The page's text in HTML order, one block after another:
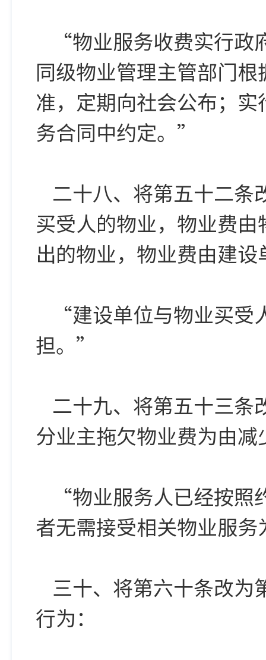
“物业服务收费实行
同级物业管理主管部门
准，定期向社会公布；
务合同中约定。”
二十八、将第五十二
买受人的物业，物业费
出的物业，物业费由建
“建设单位与物业买
担。”
二十九、将第五十三
分业主拖欠物业费为由
“物业服务人已经按
者无需接受相关物业服
三十、将第六十条改
行为：